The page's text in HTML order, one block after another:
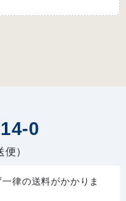
0
）
律の送料がかかりま